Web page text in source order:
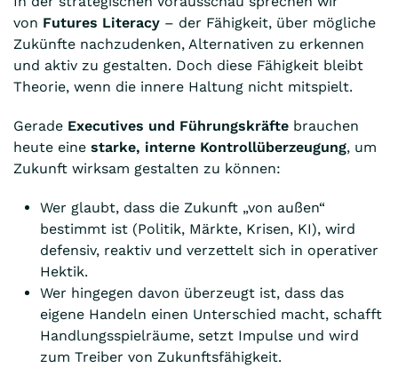
von Futures Literacy – der Fähigkeit, über mögliche
Zukünfte nachzudenken, Alternativen zu erkennen
und aktiv zu gestalten. Doch diese Fähigkeit bleibt
Theorie, wenn die innere Haltung nicht mitspielt.
Gerade Executives und Führungskräfte brauchen
heute eine starke, interne Kontrollüberzeugung, um
Zukunft wirksam gestalten zu können:
Wer glaubt, dass die Zukunft „von außen“
bestimmt ist (Politik, Märkte, Krisen, KI), wird
defensiv, reaktiv und verzettelt sich in operativer
Hektik.
Wer hingegen davon überzeugt ist, dass das
eigene Handeln einen Unterschied macht, schafft
Handlungsspielräume, setzt Impulse und wird
zum Treiber von Zukunftsfähigkeit.